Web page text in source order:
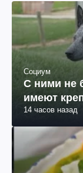
Социум
С ними не
имеют
14 часов назад